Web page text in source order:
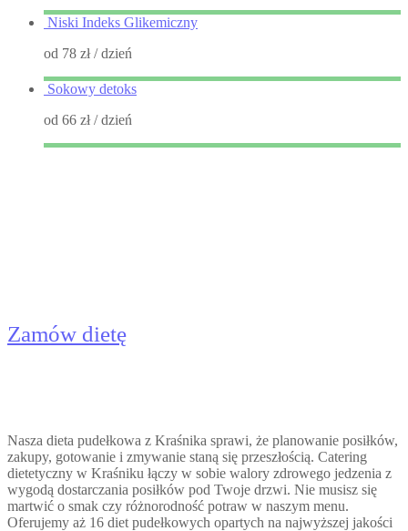
Niski Indeks Glikemiczny
od 78 zł/ dzień
Sokowy detoks
od 66 zł/ dzień
Zamów dietę
Nasza dieta pudełkowa z Kraśnika sprawi, że planowanie posiłków,
zakupy, gotowanie i zmywanie staną się przeszłością. Catering
dietetyczny w Kraśniku łączy w sobie walory zdrowego jedzenia z
wygodą dostarczania posiłków pod Twoje drzwi. Nie musisz się
martwić o smak czy różnorodność potraw w naszym menu.
Oferujemy aż 16 diet pudełkowych opartych na najwyższej jakości